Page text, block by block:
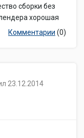
сборки без
хорошая
Комментарии (0)
23.12.2014